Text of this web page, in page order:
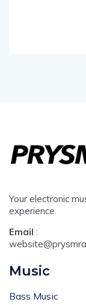
Your electronic
experience.
Email :
Music
Bass Music